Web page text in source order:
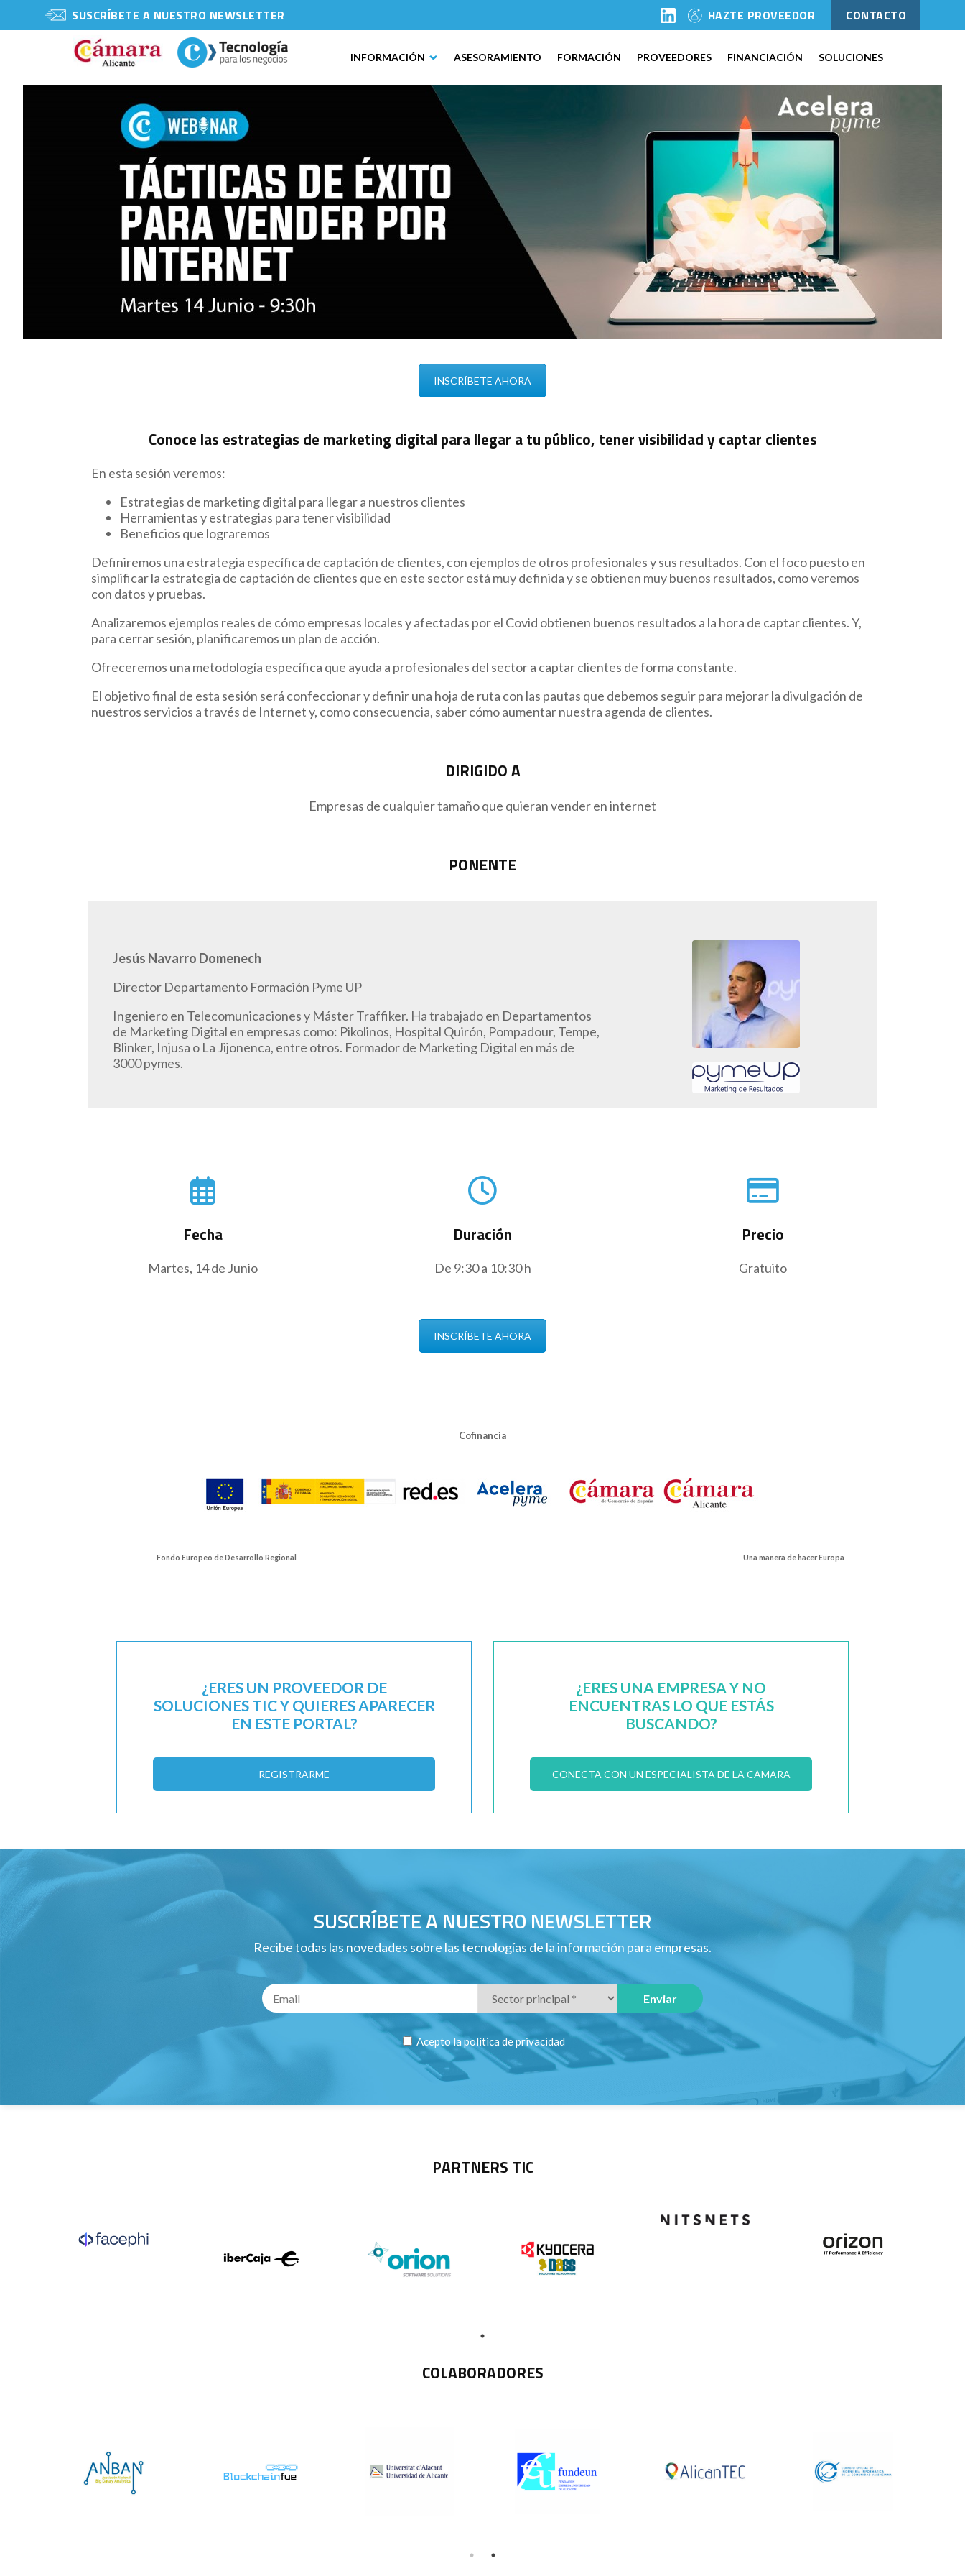
SUSCRÍBETE A NUESTRO NEWSLETTER HAZTE PROVEEDOR CONTACTO
INFORMACIÓN ASESORAMIENTO FORMACIÓN PROVEEDORES FINANCIACIÓN SOLUCIONES
INSCRÍBETE AHORA
Conoce las estrategias de marketing digital para llegar a tu público, tener visibilidad y captar clientes
En esta sesión veremos:
Estrategias de marketing digital para llegar a nuestros clientes
Herramientas y estrategias para tener visibilidad
Beneficios que lograremos
Definiremos una estrategia específica de captación de clientes, con ejemplos de otros profesionales y sus resultados. Con el foco puesto en
simplificar la estrategia de captación de clientes que en este sector está muy definida y se obtienen muy buenos resultados, como veremos
con datos y pruebas.
Analizaremos ejemplos reales de cómo empresas locales y afectadas por el Covid obtienen buenos resultados a la hora de captar clientes. Y,
para cerrar sesión, planificaremos un plan de acción.
Ofreceremos una metodología específica que ayuda a profesionales del sector a captar clientes de forma constante.
El objetivo final de esta sesión será confeccionar y definir una hoja de ruta con las pautas que debemos seguir para mejorar la divulgación de
nuestros servicios a través de Internet y, como consecuencia, saber cómo aumentar nuestra agenda de clientes.
DIRIGIDO A
Empresas de cualquier tamaño que quieran vender en internet
PONENTE
Jesús Navarro Domenech
Director Departamento Formación Pyme UP
Ingeniero en Telecomunicaciones y Máster Traffiker. Ha trabajado en Departamentos
de Marketing Digital en empresas como: Pikolinos, Hospital Quirón, Pompadour, Tempe,
Blinker, Injusa o La Jijonenca, entre otros. Formador de Marketing Digital en más de
3000 pymes.
Fecha
Martes, 14 de Junio
Duración
De 9:30 a 10:30 h
Precio
Gratuito
INSCRÍBETE AHORA
Cofinancia
Fondo Europeo de Desarrollo Regional Una manera de hacer Europa
¿ERES UN PROVEEDOR DE
SOLUCIONES TIC Y QUIERES APARECER
EN ESTE PORTAL?
REGISTRARME
¿ERES UNA EMPRESA Y NO
ENCUENTRAS LO QUE ESTÁS
BUSCANDO?
CONECTA CON UN ESPECIALISTA DE LA CÁMARA
SUSCRÍBETE A NUESTRO NEWSLETTER
Recibe todas las novedades sobre las tecnologías de la información para empresas.
Acepto lapolítica de privacidad
PARTNERS TIC
COLABORADORES